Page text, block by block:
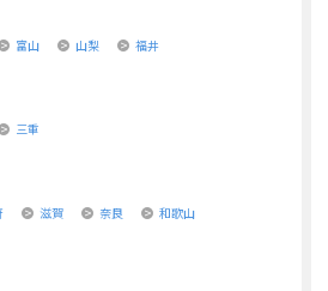
富山 山梨 福井
三重
滋賀 奈良 和歌山